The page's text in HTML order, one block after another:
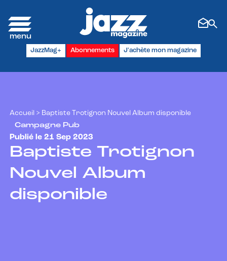
JazzMag+ Abonnements J'achète mon magazine
Accueil > Baptiste Trotignon Nouvel Album disponible
Campagne Pub
Publié le 21 Sep 2023
Baptiste Trotignon
Nouvel Album
disponible